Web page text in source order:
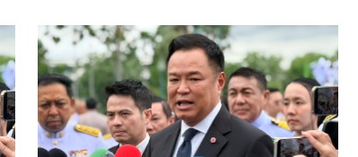
นิติ” ดันไทยเที่ยวไทยพลัสหรือไม่